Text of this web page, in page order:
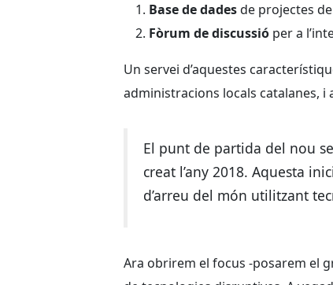
Base de dadesde projectes
Fòrum de discussió per a
Un servei d’aquestes
administracions locals catalanes, i
El punt de partida del nou
creat l’any 2018. Aquesta
d’arreu del món utilitzant
Ara obrirem el focus -posarem el